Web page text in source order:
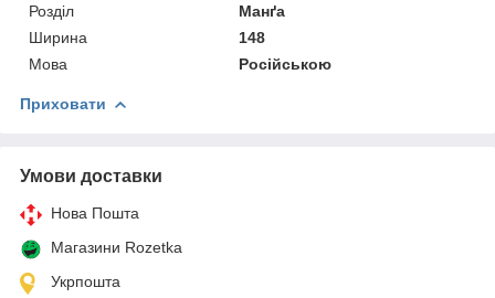
Розділ
Манґа
Ширина
148
Мова
Російською
Приховати
Умови доставки
Нова Пошта
Магазини Rozetka
Укрпошта